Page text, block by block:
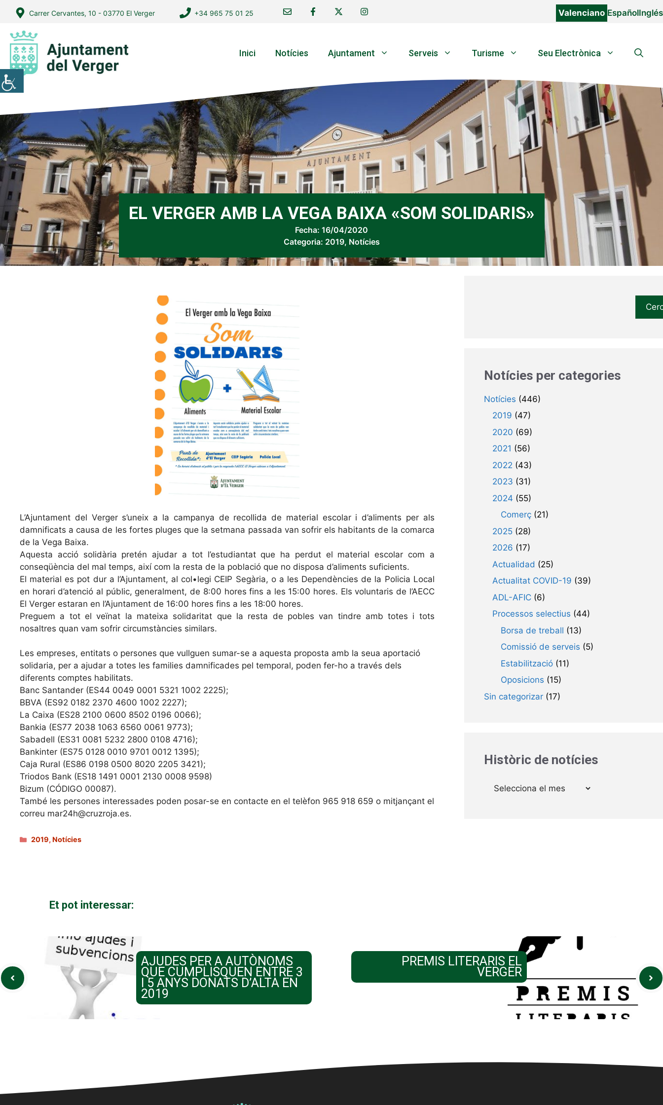
contingut
Carrer Cervantes, 10 - 03770 El Verger +34 965 75 01 25 Valenciano EspañolInglés
Inici Notícies Ajuntament Serveis Turisme Seu Electrònica
EL VERGER AMB LA VEGA BAIXA «SOM SOLIDARIS»
Fecha: 16/04/2020
Categoria: 2019, Notícies
L’Ajuntament del Verger s’uneix a la campanya de recollida de material escolar i d’aliments per als
damnificats a causa de les fortes pluges que la setmana passada van sofrir els habitants de la comarca
de la Vega Baixa.
Aquesta acció solidària pretén ajudar a tot l’estudiantat que ha perdut el material escolar com a
conseqüència del mal temps, així com la resta de la població que no disposa d’aliments suficients.
El material es pot dur a l’Ajuntament, al col•legi CEIP Segària, o a les Dependències de la Policia Local
en horari d’atenció al públic, generalment, de 8:00 hores fins a les 15:00 hores. Els voluntaris de l’AECC
El Verger estaran en l’Ajuntament de 16:00 hores fins a les 18:00 hores.
Preguem a tot el veïnat la mateixa solidaritat que la resta de pobles van tindre amb totes i tots
nosaltres quan vam sofrir circumstàncies similars.
Les empreses, entitats o persones que vullguen sumar-se a aquesta proposta amb la seua aportació
solidaria, per a ajudar a totes les families damnificades pel temporal, poden fer-ho a través dels
diferents comptes habilitats.
Banc Santander (ES44 0049 0001 5321 1002 2225);
BBVA (ES92 0182 2370 4600 1002 2227);
La Caixa (ES28 2100 0600 8502 0196 0066);
Bankia (ES77 2038 1063 6560 0061 9773);
Sabadell (ES31 0081 5232 2800 0108 4716);
Bankinter (ES75 0128 0010 9701 0012 1395);
Caja Rural (ES86 0198 0500 8020 2205 3421);
Triodos Bank (ES18 1491 0001 2130 0008 9598)
Bizum (CÓDIGO 00087).
També les persones interessades poden posar-se en contacte en el telèfon 965 918 659 o mitjançant el
correu mar24h@cruzroja.es.
Categories
2019, Notícies
Notícies per categories
Notícies (446)
2019 (47)
2020 (69)
2021 (56)
2022 (43)
2023 (31)
2024 (55)
Comerç(21)
2025(28)
2026 (17)
Actualidad (25)
Actualitat COVID-19 (39)
ADL-AFIC(6)
Processos selectius (44)
Borsa de treball (13)
Comissió de serveis (5)
Estabilització(11)
Oposicions (15)
Sin categorizar(17)
Històric de notícies
Arxius
Et pot interessar:
AJUDES PER A AUTÒNOMS
QUE CUMPLISQUEN ENTRE 3
I 5 ANYS DONATS D’ALTA EN
2019
PREMIS LITERARIS EL
VERGER